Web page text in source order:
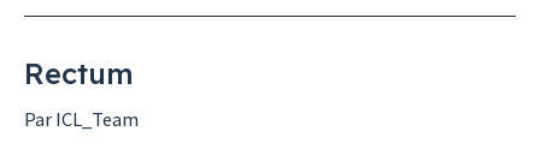
Rectum
Par ICL_Team
Rectum